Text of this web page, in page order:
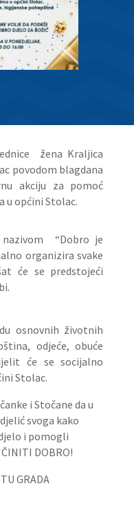
žena Kraljica
povodom blagdana
akciju za pomoć
općini Stolac.
“Dobro je
organizira svake
će se predstojeći
osnovnih životnih
odjeće, obuće
će se socijalno
Stolac.
i Stočane da u
svoga kako
i pomogli
DOBRO!
GRADA